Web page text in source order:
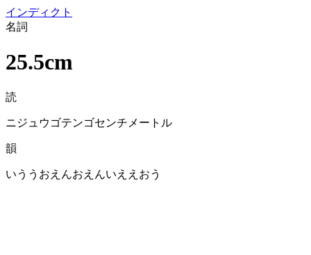
インディクト
名詞
25.5cm
読
ニジュウゴテンゴセンチメートル
韻
いううおえんおえんいええおう